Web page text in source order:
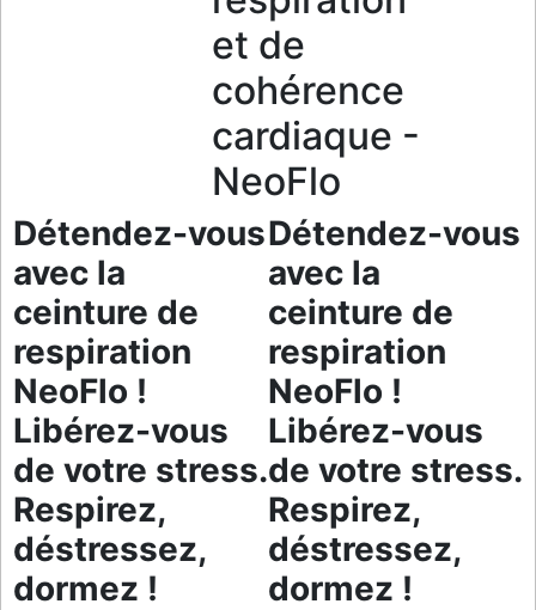
et de
cohérence
cardiaque -
NeoFlo
Détendez-vous
avec la
ceinture de
respiration
NeoFlo !
Libérez-vous
de votre stress.
Respirez,
déstressez,
dormez !
Détendez-vous
avec la
ceinture de
respiration
NeoFlo !
Libérez-vous
de votre stress.
Respirez,
déstressez,
dormez !